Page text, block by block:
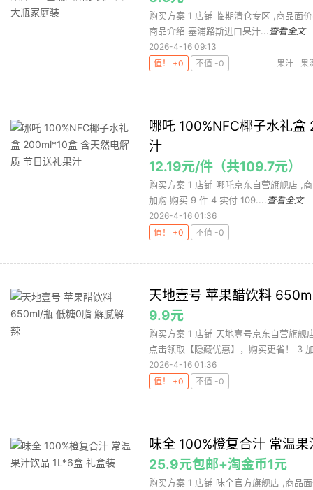
购买方案 1 店铺 临期清仓专区 ,商品面
商品介绍 塞浦路斯进口果汁... 查看全文
2026-4-16 09:13
值！ +0
不值 -0 果汁 果
哪吒 100%NFC椰子水礼
汁
12.19元/件（共109.7元）
购买方案 1 店铺 哪吒京东自营旗舰店 ,
加购 购买 9 件 4 实付 109.... 查看全文
2026-4-16 01:36
值！ +0
不值 -0
天地壹号 苹果醋饮料
9.9元
购买方案 1 店铺 天地壹号京东自营旗
点击领取【隐藏优惠】，购买更省！ 3
2026-4-16 01:36
值！ +0
不值 -0
味全 100%橙复合汁 常温
25.9元包邮+淘金币1元
购买方案 1 店铺 味全官方旗舰店 ,商品